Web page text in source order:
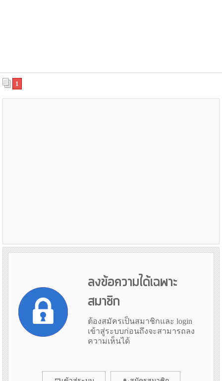
1
ลงข้อความได้เฉพาะ
สมาชิก
ต้องสมัครเป็นสมาชิกและ login
เข้าสู่ระบบก่อนถึงจะสามารถลง
ความเห็นได้